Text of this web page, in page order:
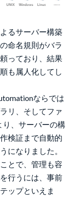
るサーバー構築
命名規則がバラ
っており、結果
も属人化してし
ならでは
リ、そしてファ
、サーバーの構
検証まで自動的
になりました。
とで、管理も容
行うには、事前
ップといえま